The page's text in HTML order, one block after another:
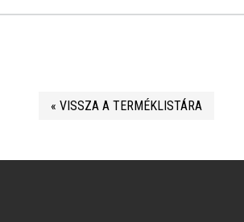
« VISSZA A TERMÉKLISTÁRA